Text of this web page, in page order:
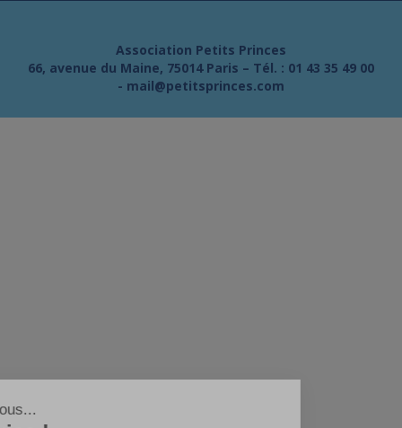
les Cookies !
Association Petits Princes
66, avenue du Maine, 75014 Paris – Tél. : 01 43 35 49 00
- mail@petitsprinces.com